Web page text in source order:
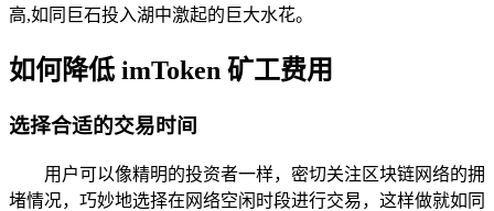
高,如同巨石投入湖中激起的巨大水花。
如何降低 imToken 矿工费用
选择合适的交易时间
用户可以像精明的投资者一样，密切关注区块链网络的拥
堵情况，巧妙地选择在网络空闲时段进行交易，这样做就如同